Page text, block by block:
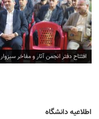
افتتاح دفتر انجمن آثار و مفاخر سبزوار
اطلاعیه دانشگاه